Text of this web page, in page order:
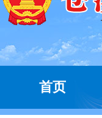
首页